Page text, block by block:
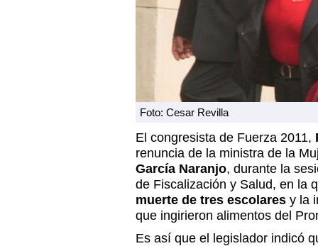
Foto: Cesar Revilla
El congresista de Fuerza 2011,
renuncia de la ministra de la
García Naranjo, durante la
de Fiscalización y Salud, en la
muerte de tres escolares y la
que ingirieron alimentos del
Es así que el legislador indicó